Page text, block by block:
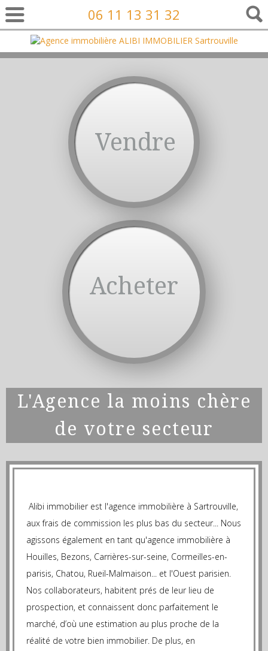
06 11 13 31 32
Vendre
Acheter
L'Agence la moins chère
de votre secteur
Alibi immobilier est l'agence immobilière à Sartrouville,
aux frais de commission les plus bas du secteur... Nous
agissons également en tant qu'agence immobilière à
Houilles, Bezons, Carrières-sur-seine, Cormeilles-en-
parisis, Chatou, Rueil-Malmaison... et l'Ouest parisien.
Nos collaborateurs, habitent prés de leur lieu de
prospection, et connaissent donc parfaitement le
marché, d’où une estimation au plus proche de la
réalité de votre bien immobilier. De plus, en